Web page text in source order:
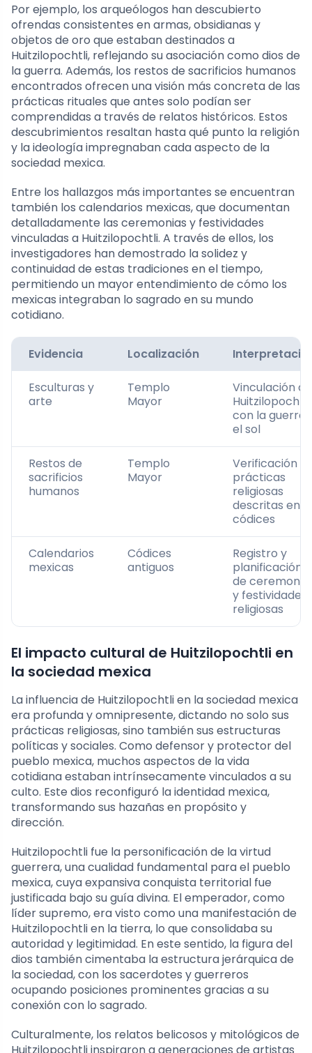
Por ejemplo, los arqueólogos han descubierto
ofrendas consistentes en armas, obsidianas y
objetos de oro que estaban destinados a
Huitzilopochtli, reflejando su asociación como dios de
la guerra. Además, los restos de sacrificios humanos
encontrados ofrecen una visión más concreta de las
prácticas rituales que antes solo podían ser
comprendidas a través de relatos históricos. Estos
descubrimientos resaltan hasta qué punto la religión
y la ideología impregnaban cada aspecto de la
sociedad mexica.
Entre los hallazgos más importantes se encuentran
también los calendarios mexicas, que documentan
detalladamente las ceremonias y festividades
vinculadas a Huitzilopochtli. A través de ellos, los
investigadores han demostrado la solidez y
continuidad de estas tradiciones en el tiempo,
permitiendo un mayor entendimiento de cómo los
mexicas integraban lo sagrado en su mundo
cotidiano.
Evidencia Localización
Esculturas y
arte
Templo
Mayor
Vinculación de
Huitzilopochtli
con la guerra
el sol
Restos de
sacrificios
humanos
Templo
Mayor
Verificación
prácticas
religiosas
descritas en
códices
Calendarios
mexicas
Códices
antiguos
Registro y
planificación
de
y festividades
religiosas
El impacto cultural de Huitzilopochtli en
la sociedad mexica
La influencia de Huitzilopochtli en la sociedad mexica
era profunda y omnipresente, dictando no solo sus
prácticas religiosas, sino también sus estructuras
políticas y sociales. Como defensor y protector del
pueblo mexica, muchos aspectos de la vida
cotidiana estaban intrínsecamente vinculados a su
culto. Este dios reconfiguró la identidad mexica,
transformando sus hazañas en propósito y
dirección.
Huitzilopochtli fue la personificación de la virtud
guerrera, una cualidad fundamental para el pueblo
mexica, cuya expansiva conquista territorial fue
justificada bajo su guía divina. El emperador, como
líder supremo, era visto como una manifestación de
Huitzilopochtli en la tierra, lo que consolidaba su
autoridad y legitimidad. En este sentido, la figura del
dios también cimentaba la estructura jerárquica de
la sociedad, con los sacerdotes y guerreros
ocupando posiciones prominentes gracias a su
conexión con lo sagrado.
Culturalmente, los relatos belicosos y mitológicos de
Huitzilopochtli inspiraron a generaciones de artistas